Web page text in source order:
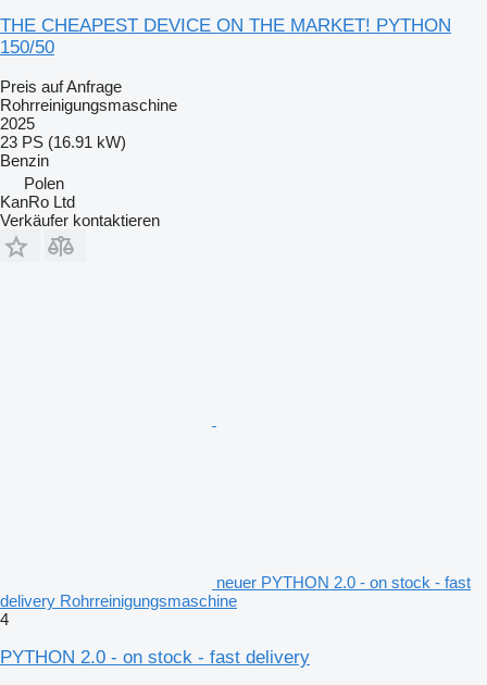
THE CHEAPEST DEVICE ON THE MARKET! PYTHON
150/50
Preis auf Anfrage
Rohrreinigungsmaschine
2025
23 PS (16.91 kW)
Benzin
Polen
KanRo Ltd
Verkäufer kontaktieren
neuer PYTHON 2.0 - on stock - fast
delivery Rohrreinigungsmaschine
4
PYTHON 2.0 - on stock - fast delivery